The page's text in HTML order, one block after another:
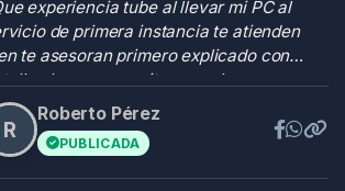
experiencia tube al llevar mi PC al
de primera instancia te atienden
te asesoran primero explicado con
lo que necesita o resolver para que
pc funcione bien resolvieron el problema
que prendía en 10 a 20 minutos y se
con el mantenimiento por dentro lo
😎⭐🚀"
R
Roberto Pérez
PUBLICADA